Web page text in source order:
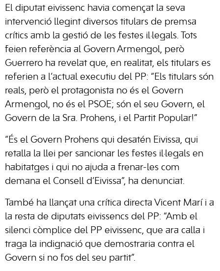
El diputat eivissenc havia començat la seva
intervenció llegint diversos titulars de premsa
crítics amb la gestió de les festes il·legals. Tots
feien referència al Govern Armengol, però
Guerrero ha revelat que, en realitat, els titulars es
referien a l’actual executiu del PP: “Els titulars són
reals, però el protagonista no és el Govern
Armengol, no és el PSOE; són el seu Govern, el
Govern de la Sra. Prohens, i el Partit Popular!”
“És el Govern Prohens qui desatén Eivissa, qui
retalla la llei per sancionar les festes il·legals en
habitatges i qui no ajuda a frenar-les com
demana el Consell d’Eivissa”, ha denunciat.
També ha llançat una crítica directa Vicent Marí i a
la resta de diputats eivissencs del PP: “Amb el
silenci còmplice del PP eivissenc, que ara calla i
traga la indignació que demostraria contra el
Govern si no fos del seu partit”.